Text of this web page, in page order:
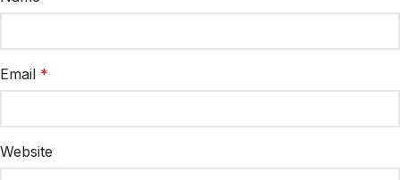
Email *
Website